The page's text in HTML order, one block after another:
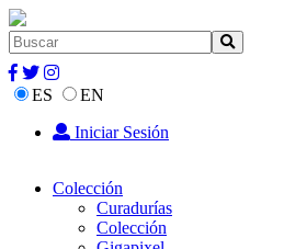
ES
EN
Iniciar Sesión
Colección
Curadurías
Colección